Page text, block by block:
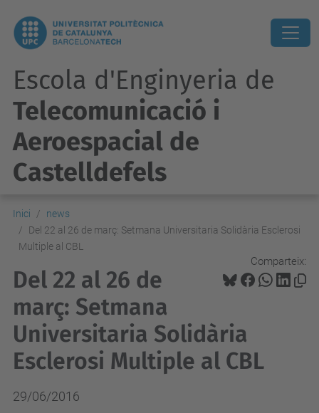
Escola d'Enginyeria de
Telecomunicació i
Aeroespacial de
Castelldefels
Inici
news
Del 22 al 26 de març: Setmana Universitaria Solidària Esclerosi
Multiple al CBL
Comparteix:
Del 22 al 26 de
març: Setmana
Universitaria Solidària
Esclerosi Multiple al CBL
29/06/2016